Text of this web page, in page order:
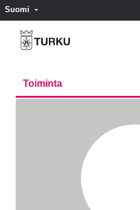
Suomi Valitse kieli
Toiminta